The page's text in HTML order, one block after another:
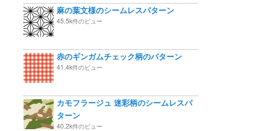
麻の葉文様のシームレスパターン
45.5k件のビュー
赤のギンガムチェック柄のパターン
41.4k件のビュー
カモフラージュ 迷彩柄のシームレスパ
ターン
40.2k件のビュー